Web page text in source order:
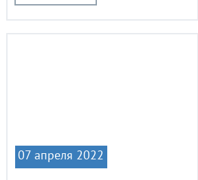
07 апреля 2022